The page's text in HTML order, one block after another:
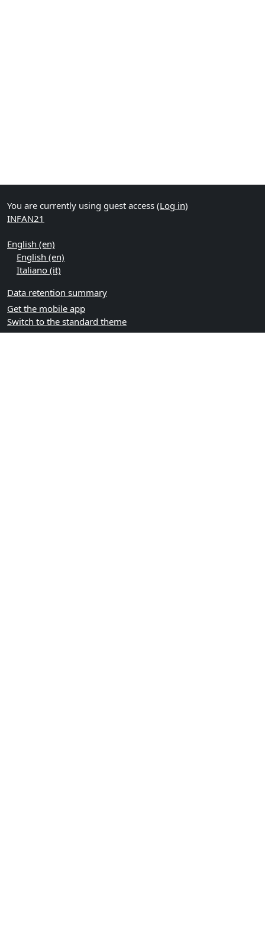
You are currently using guest access (Log in)
INFAN21
English ‎(en)‎
English ‎(en)‎
Italiano ‎(it)‎
Data retention summary
Get the mobile app
Switch to the standard theme